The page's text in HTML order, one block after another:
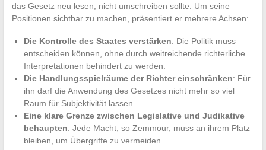
das Gesetz neu lesen, nicht umschreiben sollte. Um seine
Positionen sichtbar zu machen, präsentiert er mehrere Achsen:
Die Kontrolle des Staates verstärken: Die Politik muss
entscheiden können, ohne durch weitreichende richterliche
Interpretationen behindert zu werden.
Die Handlungsspielräume der Richter einschränken: Für
ihn darf die Anwendung des Gesetzes nicht mehr so viel
Raum für Subjektivität lassen.
Eine klare Grenze zwischen Legislative und Judikative
behaupten: Jede Macht, so Zemmour, muss an ihrem Platz
bleiben, um Übergriffe zu vermeiden.